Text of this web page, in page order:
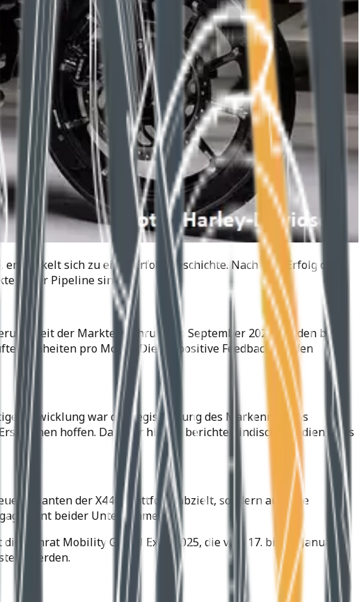
sich zu einer Erfolgsgeschichte. Nach dem Erfolg des
in der Pipeline sind.
Seit der Markteinführung im September 2023 wurden bis
Einheiten pro Monat. Dieses positive Feedback hat den
Entwicklung war die Registrierung des Markennamens
hoffen. Darüber hinaus berichten indische Medien, dass
Varianten der X440-Plattform abzielt, sondern auch die
beider Unternehmen.
die Bahrat Mobility Global Expo 2025, die vom 17. bis 22. Januar in
werden.